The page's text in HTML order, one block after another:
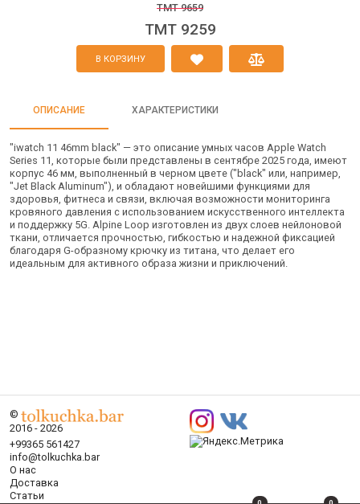
TMT 9659
TMT 9259
В КОРЗИНУ
ОПИСАНИЕ ХАРАКТЕРИСТИКИ
"iwatch 11 46mm black" — это описание умных часов Apple Watch
Series 11, которые были представлены в сентябре 2025 года, имеют
корпус 46 мм, выполненный в черном цвете ("black" или, например,
"Jet Black Aluminum"), и обладают новейшими функциями для
здоровья, фитнеса и связи, включая возможности мониторинга
кровяного давления с использованием искусственного интеллекта
и поддержку 5G. Alpine Loop изготовлен из двух слоев нейлоновой
ткани, отличается прочностью, гибкостью и надежной фиксацией
благодаря G-образному крючку из титана, что делает его
идеальным для активного образа жизни и приключений.
©
2016 - 2026
+99365 561427
info@tolkuchka.bar
О нас
Доставка
Статьи